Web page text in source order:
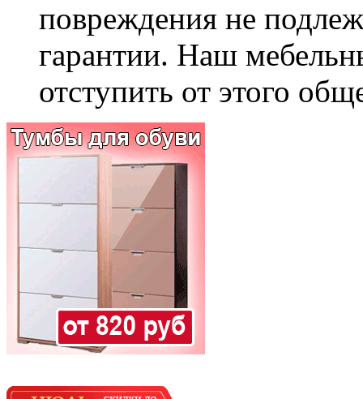
повреждения не
гарантии. Наш
отступить от этого